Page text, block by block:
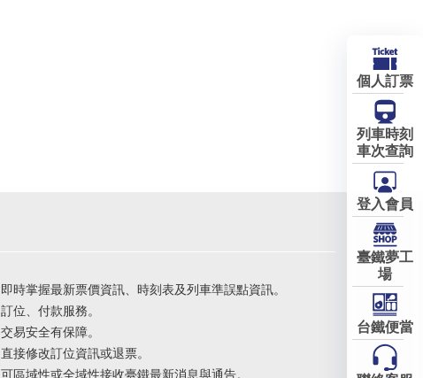
即時掌握最新票價資訊、時刻表及列車準誤點資訊。
訂位、付款服務。
交易安全有保障。
直接修改訂位資訊或退票。
可區域性或全域性接收臺鐵最新消息與通告。
個人訂票
列車時刻
車次查詢
登入會員
臺鐵夢工
場
台鐵便當